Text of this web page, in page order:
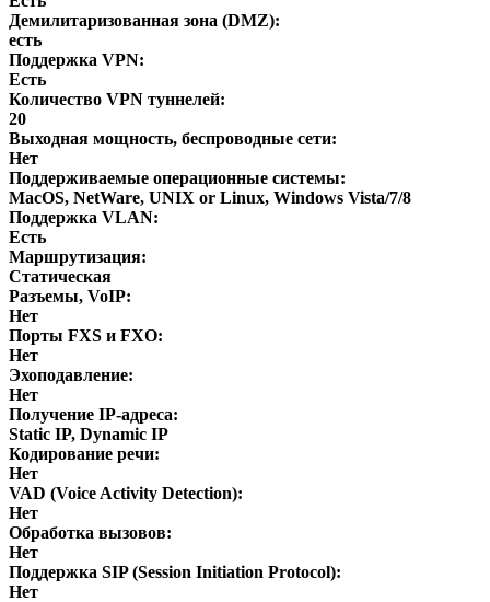
Демилитаризованная зона (DMZ):
есть
Поддержка VPN:
Есть
Количество VPN туннелей:
20
Выходная мощность, беспроводные сети:
Нет
Поддерживаемые операционные системы:
MacOS, NetWare, UNIX or Linux, Windows Vista/7/8
Поддержка VLAN:
Есть
Маршрутизация:
Статическая
Разъемы, VoIP:
Нет
Порты FXS и FXO:
Нет
Эхоподавление:
Нет
Получение IP-адреса:
Static IP, Dynamic IP
Кодирование речи:
Нет
VAD (Voice Activity Detection):
Нет
Обработка вызовов:
Нет
Поддержка SIP (Session Initiation Protocol):
Нет